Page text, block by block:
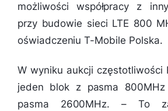
możliwości współpracy z
przy budowie sieci LTE 800
oświadczeniu T-Mobile Polska.
W wyniku aukcji częstotliwości
jeden blok z pasma
pasma 2600MHz. – To